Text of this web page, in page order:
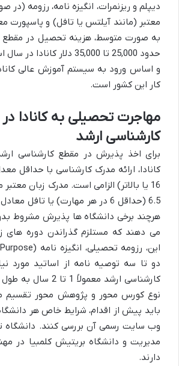
دیپلم و ریزنمرات، انگیزه نامه، رزومه (در
معتبر (مانند آیلتس یا تافل) و پاسپورت
به صورت متوسط، هزینه تحصیل در مقطع
حدود 25,000 تا 35,000 دلار
و اساس ورود به سیستم آموزش عالی
کار این کشور است.
مهاجرت تحصیلی به کانادا
کارشناسی ارشد
برای اخذ پذیرش در مقطع کارشناسی
16 یا بالاتر) الزامی است. مدرک زبان
6.5 (حداقل 6 در هر مهارت) یا تافل
هرچند برخی دانشگاه ها پذیرش مشروط
می دهند که مستلزم گذراندن دوره های
دو تا سه توصیه نامه از اساتید مورد
کارشناسی ارشد
نوع کورس محور و پژوهش محور تقسیم
باید پیش از اقدام، شرایط خاص هر
وب سایت رسمی آن بررسی کنند. دانشگاه
مدیریت و دانشگاه بریتیش کلمبیا در
دارند.